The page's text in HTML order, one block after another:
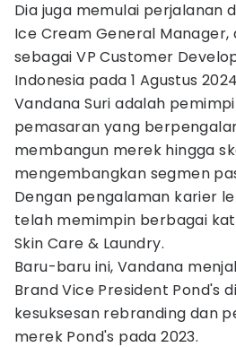
Dia juga memulai perjalanan
Ice Cream General
sebagai VP Customer
Indonesia pada 1 Agustus
Vandana Suri adalah
pemasaran yang
membangun merek hingga
mengembangkan segmen
Dengan pengalaman karier
telah memimpin berbagai
Skin Care & Laundry.
Baru-baru ini, Vandana
Brand Vice President Pond's
kesuksesan rebranding dan
merek Pond's pada 2023.